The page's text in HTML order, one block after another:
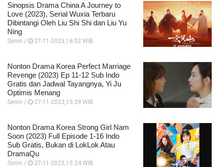
Sinopsis Drama China A Journey to
Love (2023), Serial Wuxia Terbaru
Dibintangi Oleh Liu Shi Shi dan Liu Yu
Ning
Senin / 27-11-2023,16:02 WIB
Nonton Drama Korea Perfect Marriage
Revenge (2023) Ep 11-12 Sub Indo
Gratis dan Jadwal Tayangnya, Yi Ju
Optimis Menang
Senin / 27-11-2023,15:29 WIB
Nonton Drama Korea Strong Girl Nam
Soon (2023) Full Episode 1-16 Indo
Sub Gratis, Bukan di LokLok Atau
DramaQu
Senin / 27-11-2023,15:24 WIB